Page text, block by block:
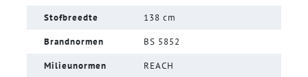
Stofbreedte 138 cm
Brandnormen BS 5852
Milieunormen REACH